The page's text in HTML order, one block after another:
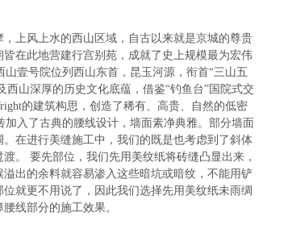
上风上水的西山区域，自古以来就是京城的尊贵
在此地营建行宫别苑，成就了史上规模最为宏伟
壹号院位列西山东首，昆玉河源，衔首“三山五
西山深厚的历史文化底蕴，借鉴“钓鱼台”国院式交
的建筑构思，创造了稀有、高贵、自然的低密
入了古典的腰线设计，墙面素净典雅。部分墙面
在进行美缝施工中，我们的既是也考虑到了斜体
。 要先部位，我们先用美纹纸将砖缝凸显出来，
出的余料就容易渗入这些暗坑或暗纹，不能用铲
就更不用说了，因此我们选择先用美纹纸未雨绸
线部分的施工效果。